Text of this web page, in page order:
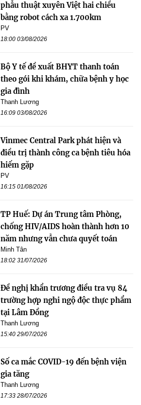
phẫu thuật xuyên Việt hai chiều
bằng robot cách xa 1.700km
PV
18:00 03/08/2026
Bộ Y tế đề xuất BHYT thanh toán
theo gói khi khám, chữa bệnh y học
gia đình
Thanh Lương
16:09 03/08/2026
Vinmec Central Park phát hiện và
điều trị thành công ca bệnh tiêu hóa
hiếm gặp
PV
16:15 01/08/2026
TP Huế: Dự án Trung tâm Phòng,
chống HIV/AIDS hoàn thành hơn 10
năm nhưng vẫn chưa quyết toán
Minh Tân
18:02 31/07/2026
Đề nghị khẩn trương điều tra vụ 84
trường hợp nghi ngộ độc thực phẩm
tại Lâm Đồng
Thanh Lương
15:40 29/07/2026
Số ca mắc COVID-19 đến bệnh viện
gia tăng
Thanh Lương
17:33 28/07/2026